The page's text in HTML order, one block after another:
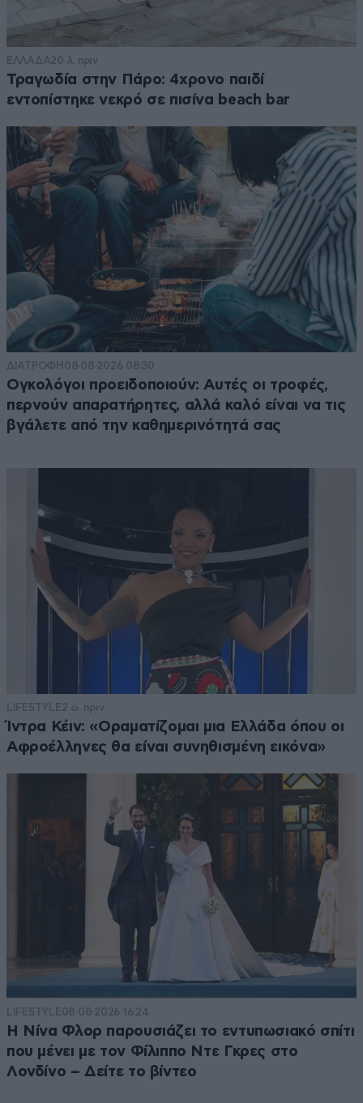
ΕΛΛΑΔΑ20 λ. πριν
Τραγωδία στην Πάρο: 4χρονο παιδί
εντοπίστηκε νεκρό σε πισίνα beach bar
ΔΙΑΤΡΟΦΗ 08·08·2026 08:30
Ογκολόγοι προειδοποιούν: Αυτές οι τροφές,
περνούν απαρατήρητες, αλλά καλό είναι να τις
βγάλετε από την καθημερινότητά σας
LIFESTYLE 2 ω. πριν
Ίντρα Κέιν: «Οραματίζομαι μια Ελλάδα όπου οι
Αφροέλληνες θα είναι συνηθισμένη εικόνα»
LIFESTYLE08·08·2026 16:24
Η Νίνα Φλορ παρουσιάζει το εντυπωσιακό σπίτι
που μένει με τον Φίλιππο Ντε Γκρες στο
Λονδίνο – Δείτε το βίντεο